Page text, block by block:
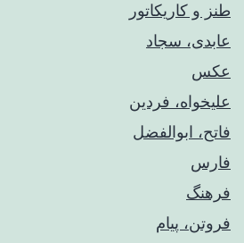
طنز و کاریکاتور
عابدی، سجاد
عکس
علیخواه، فردین
فاتح، ابوالفضل
فارس
فرهنگ
فروتن، پیام